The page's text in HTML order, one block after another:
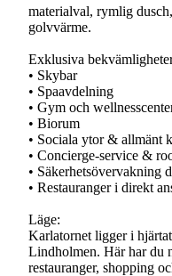
materialval, rymlig
golvvärme.
Exklusiva
• Skybar
• Spaavdelning
• Gym och
• Biorum
• Sociala ytor & allmänt
• Concierge-service &
• Säkerhetsövervakning
• Restauranger i direkt
Läge:
Karlatornet ligger i
Lindholmen. Här har du
restauranger, shopping